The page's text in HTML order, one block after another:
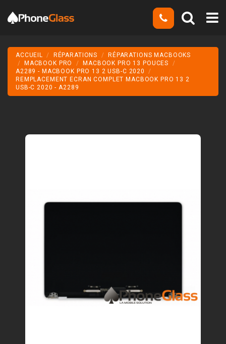
ACCUEIL RÉPARATIONS
RÉPARATIONS MACBOOKS
MACBOOK PRO
MACBOOK PRO 13 POUCES
A2289 - MACBOOK PRO 13 2 USB-C 2020
REMPLACEMENT ECRAN COMPLET MACBOOK PRO 13 2
USB-C 2020 - A2289